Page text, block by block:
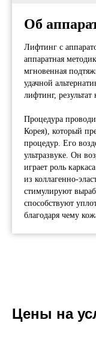
Об
Лифтинг с
аппаратная
мгновенная
удачной
лифтинг, результат
Процедура
Корея), который
процедур. Его
ультразвуке. Он
играет роль
из коллагенно-
стимулируют
способствуют
благодаря чему
Цены на